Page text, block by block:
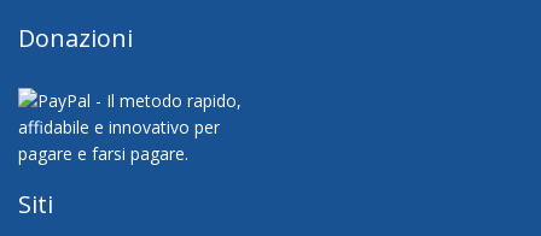
Donazioni
Siti